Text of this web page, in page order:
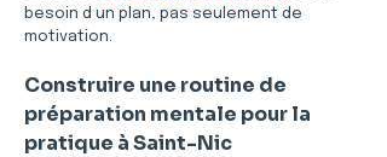
besoin d un plan, pas seulement de
motivation.
Construire une routine de
préparation mentale pour la
pratique à Saint-Nic